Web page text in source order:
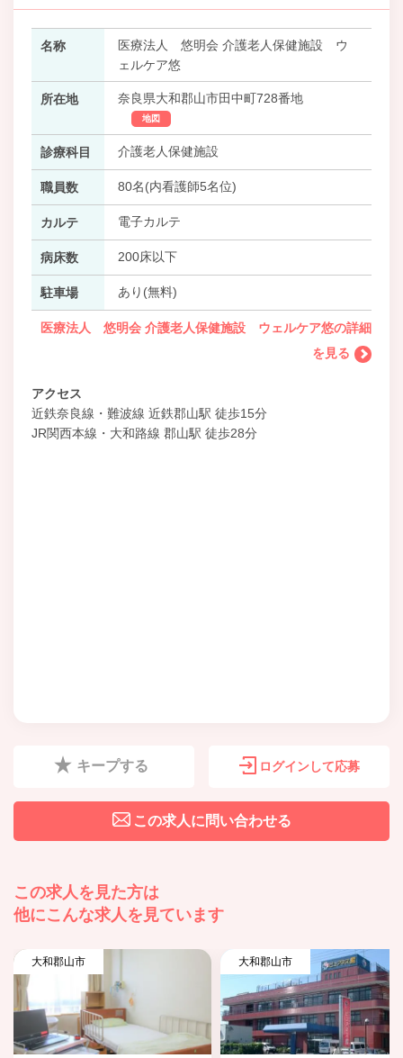
名称
医療法人 悠明会 介護老人保健施設 ウ
ェルケア悠
所在地 奈良県大和郡山市田中町728番地
地図
診療科目 介護老人保健施設
職員数 80名(内看護師5名位)
カルテ 電子カルテ
病床数 200床以下
駐車場 あり(無料)
医療法人 悠明会 介護老人保健施設 ウェルケア悠の詳細
を見る
アクセス
近鉄奈良線・難波線 近鉄郡山駅 徒歩15分
JR関西本線・大和路線 郡山駅 徒歩28分
キープする ログインして応募
この求人に問い合わせる
この求人を見た方は
他にこんな求人を見ています
大和郡山市 大和郡山市